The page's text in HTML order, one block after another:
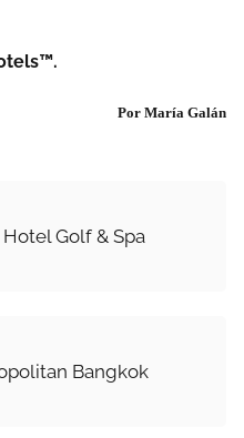
Por María Galán
Golf & Spa
Bangkok